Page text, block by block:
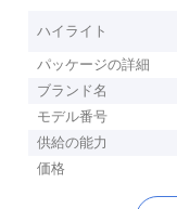
ハイライト
パッケージの詳細
ブランド名
モデル番号
供給の能力
価格